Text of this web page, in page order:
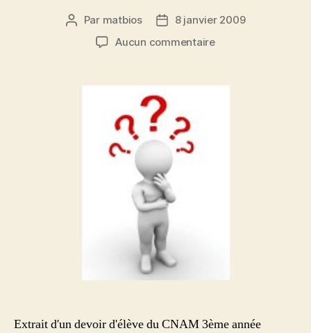
Auteur
l’article
Par matbios
Date8 janvier 2009
Aucun commentairesur
de
Extrait d'un devoir d'élève du CNAM 3ème année